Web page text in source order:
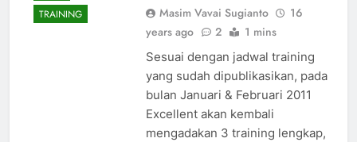
TRAINING
Masim Vavai Sugianto
16
years ago
2 1 mins
Sesuai dengan jadwal training
yang sudah dipublikasikan, pada
bulan Januari & Februari 2011
Excellent akan kembali
mengadakan 3 training lengkap,